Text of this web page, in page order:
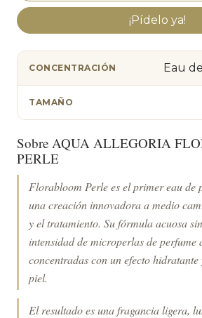
¡Pídelo ya!
CONCENTRACIÓN Eau
TAMAÑO
Sobre AQUA ALLEGORIA
PERLE
Florabloom Perle es el primer eau de
una creación innovadora a medio
y el tratamiento. Su fórmula acuosa
intensidad de microperlas de perfume
concentradas con un efecto
piel.
El resultado es una fragancia ligera,